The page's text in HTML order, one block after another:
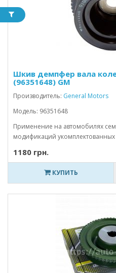
Шкив демпфер вала
(96351648) GM
Производитель: General Motors
Модель: 96351648
Применение на автомобилях
модификаций укомплектованных
1180 грн.
КУПИТЬ